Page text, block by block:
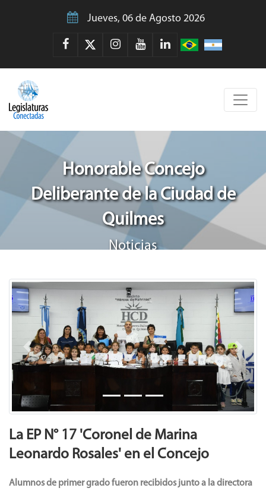
Jueves, 06 de Agosto 2026
Honorable Concejo
Deliberante de la Ciudad de
Quilmes
Noticias
Previous Next
La EP N° 17 'Coronel de Marina
Leonardo Rosales' en el Concejo
Alumnos de primer grado fueron recibidos junto a la directora